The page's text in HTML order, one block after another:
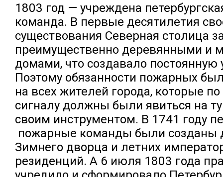
1803 год — учреждена
команда. В первые десятилетия
существования Северная столица
преимущественно деревянными и
домами, что создавало постоянную
Поэтому обязанности пожарных
на всех жителей города, которые
сигналу должны были явиться на
своим инструментом. В 1741 году
пожарные команды были созданы
Зимнего дворца и летних
резиденций. А 6 июля 1803 года